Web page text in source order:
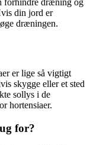
din jord er
dræningen.
er lige så vigtigt
skygge eller et sted
sollys i de
hortensiaer.
for?